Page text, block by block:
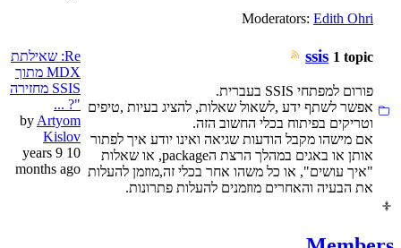
Moderators: Edith Ohri
ssis 1 topic
פורום למפתחי SSIS בעברית.
אפשר לשתף ידע ,לשאול שאלות, להציג בעיות ,טיפים
וטריקים בפיתוח בכלי החשוב הזה.
אם מישהו מקבל הודעות שגיאה ואינו יודע איך לפתור
אותן או באגים במהלך הרצת הpackage, או שאלות
"איך עושים", או כל משהו אחר בכלי זה,מוזמן להעלות
את הבעיה והאחרים מוזמנים להעלות פתרונות.
Re: שאילתת
MDX מתוך
SSIS מחזירה
"? ...
by Artyom
Kislov
10 years 9
months ago